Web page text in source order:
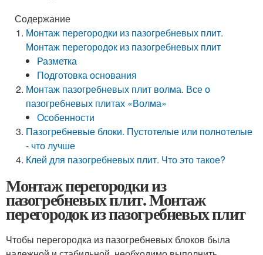
Содержание
Монтаж перегородки из пазогребневых плит.
Монтаж перегородок из пазогребневых плит
Разметка
Подготовка основания
Монтаж пазогребневых плит волма. Все о
пазогребневых плитах «Волма»
Особенности
Пазогребневые блоки. Пустотелые или полнотелые
- что лучше
Клей для пазогребневых плит. Что это такое?
Монтаж перегородки из
пазогребневых плит. Монтаж
перегородок из пазогребневых плит
Чтобы перегородка из пазогребневых блоков была